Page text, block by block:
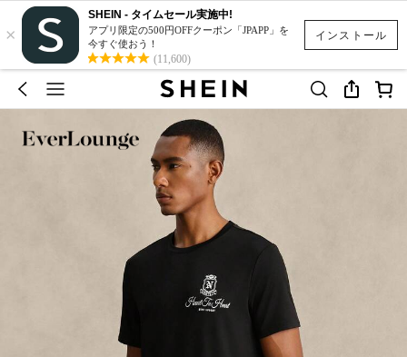
インストール
×
SHEIN - タイムセール実施中!
アプリ限定の500円OFFクーポン「JPAPP」を
今すぐ使おう！
(11,600)